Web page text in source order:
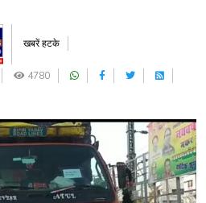
खबरें हटके
4780